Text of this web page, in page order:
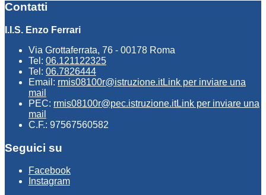
Contatti
I.I.S. Enzo Ferrari
Via Grottaferrata, 76 - 00178 Roma
Tel: 06.121122325
Tel: 06.7826444
Email: rmis08100r@istruzione.itLink per inviare una
mail
PEC: rmis08100r@pec.istruzione.itLink per inviare una
mail
C.F.: 97567560582
Seguici su
Facebook
Instagram